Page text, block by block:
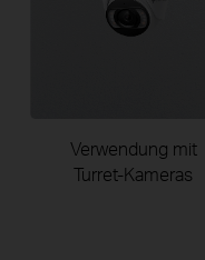
Verwendung mit
Turret-Kameras